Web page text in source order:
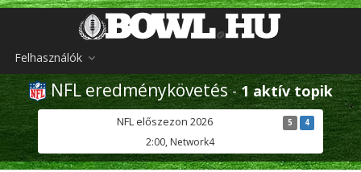
Felhasználók
NFL eredménykövetés -1 aktív topik
NFL előszezon 2026 5 4
2:00, Network4